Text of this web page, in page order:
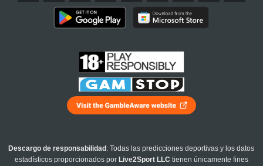
Descargo de responsabilidad : Todas las predicciones deportivas y los datos
estadísticos proporcionados por Live2Sport LLC tienen únicamente fines